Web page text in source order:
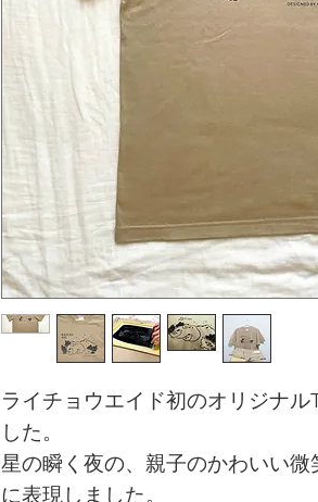
ライチョウエイド初のオリジナル
した。
星の瞬く夜の、親子のかわいい微
に表現しました。